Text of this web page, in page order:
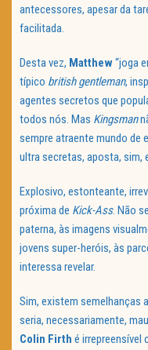
antecessores, apesar da
facilitada.
Desta vez, Matthew“joga
típico british gentleman,
agentes secretos que
todos nós. Mas Kingsman
sempre atraente mundo de
ultra secretas, aposta, sim,
Explosivo, estonteante,
próxima de Kick-Ass. Não
paterna, às imagens
jovens super-heróis, às
interessa revelar.
Sim, existem semelhanças
seria, necessariamente,
Colin Firth é irrepreensível